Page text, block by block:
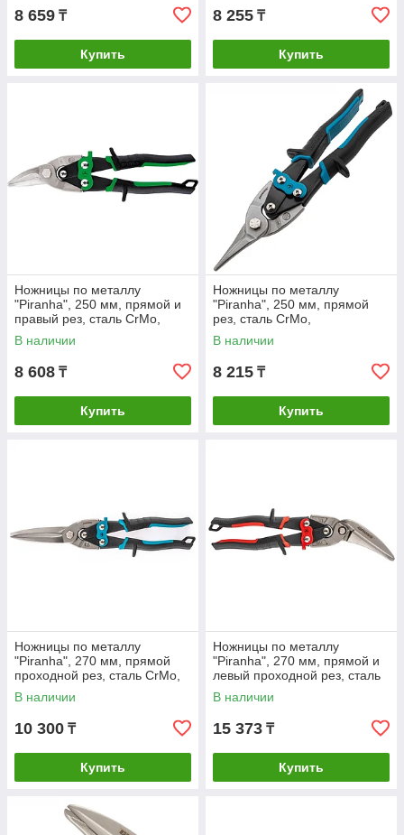
8 659 ₸
Купить
8 255 ₸
Купить
Ножницы по металлу
"Piranha", 250 мм, прямой и
правый рез, сталь СrMo,
двухкомпонентные рукоятки
Gross
В наличии
8 608 ₸
Купить
Ножницы по металлу
"Piranha", 250 мм, прямой
рез, сталь CrMo,
двухкомпонентные рукоятки
Gross
В наличии
8 215 ₸
Купить
Ножницы по металлу
"Piranha", 270 мм, прямой
проходной рез, сталь СrMo,
двухкомпонентные рукоятки
Gross
В наличии
10 300 ₸
Купить
Ножницы по металлу
"Piranha", 270 мм, прямой и
левый проходной рез, сталь
СrMo, двухкомпонентные
рукоятки
В наличии
15 373 ₸
Купить